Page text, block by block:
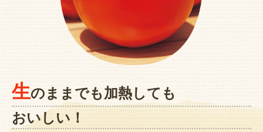
生のままでも加熱しても
おいしい！